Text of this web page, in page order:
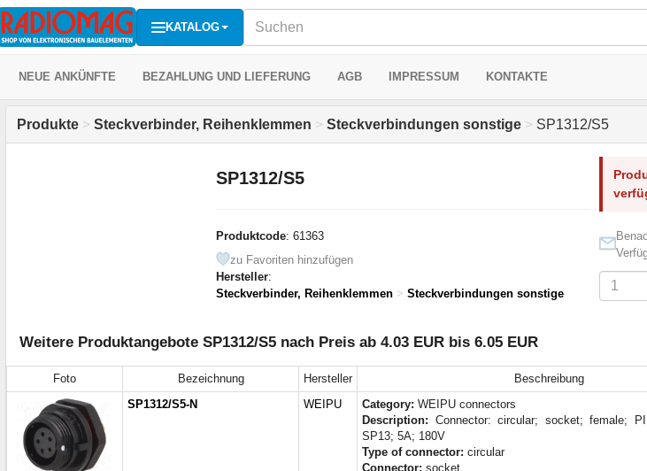
KATALOG
NEUE ANKÜNFTE BEZAHLUNG UND LIEFERUNG AGB IMPRESSUM KONTAKTE
Produkte > Steckverbinder, Reihenklemmen > Steckverbindungen sonstige > SP1312/S5
SP1312/S5
Produktcode: 61363
zu Favoriten hinzufügen
Hersteller:
Steckverbinder, Reihenklemmen > Steckverbindungen sonstige
Weitere Produktangebote SP1312/S5 nach Preis ab 4.03 EUR bis 6.05 EUR
Foto Bezeichnung Hersteller Beschreibung
SP1312/S5-N
WEIPU Category: WEIPU connectors
Description: Connector: circular; socket; female;
SP13; 5A; 180V
Type of connector: circular
Connector: socket